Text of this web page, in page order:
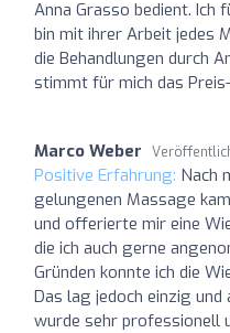
Anna Grasso bedient. Ich
bin mit ihrer Arbeit jedes
die Behandlungen durch
stimmt für mich das
Marco Weber
Positive Erfahrung: Nach
gelungenen Massage
und offerierte mir eine
die ich auch gerne
Gründen konnte ich die
Das lag jedoch einzig
wurde sehr professionell